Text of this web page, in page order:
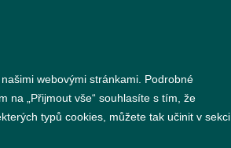
webovými stránkami. Podrobné
na „Přijmout vše“ souhlasíte s tím, že
typů cookies, můžete tak učinit v sekci